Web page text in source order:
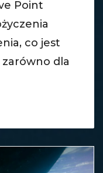
Point
co jest
dla